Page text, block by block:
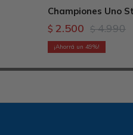
Championes Uno
$ 2.500 $ 4.990
49